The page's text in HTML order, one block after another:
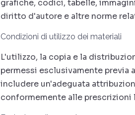
grafiche, codici, tabelle,
diritto d'autore e altre norme
Condizioni di utilizzo dei materiali
L'utilizzo, la copia e la
permessi esclusivamente previa
includere un'adeguata
conformemente alle prescrizioni